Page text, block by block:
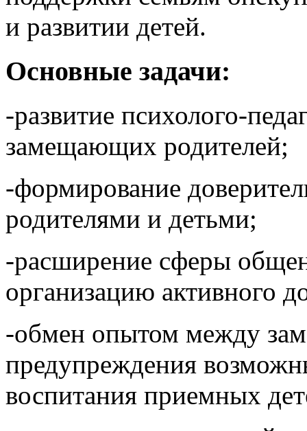
и развитии детей.
Основные задачи:
-развитие психолого-
замещающих родителей;
-формирование
родителями и детьми;
-расширение сферы
организацию активного
-обмен опытом между
предупреждения
воспитания приемных